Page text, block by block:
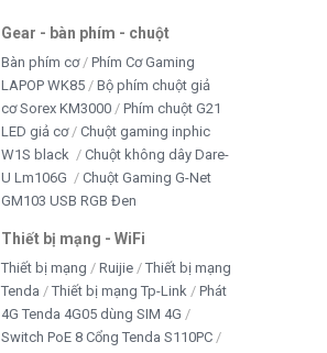
Gear - bàn phím - chuột
Bàn phím cơ
Phím Cơ Gaming
LAPOP WK85
Bộ phím chuột giả
cơ Sorex KM3000
Phím chuột G21
LED giả cơ
Chuột gaming inphic
W1S black
Chuột không dây Dare-
U Lm106G
Chuột Gaming G-Net
GM103 USB RGB Đen
Thiết bị mạng - WiFi
Thiết bị mạng Ruijie
Thiết bị mạng
Tenda
Thiết bị mạng Tp-Link
Phát
4G Tenda 4G05 dùng SIM 4G
Switch PoE 8 Cổng Tenda S110PC